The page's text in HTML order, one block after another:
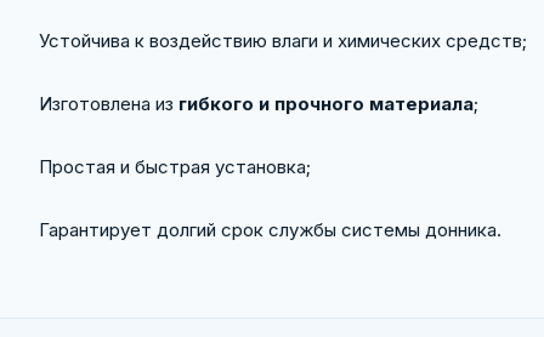
Устойчива к воздействию влаги и химических средств;
Изготовлена из гибкого и прочного материала;
Простая и быстрая установка;
Гарантирует долгий срок службы системы донника.